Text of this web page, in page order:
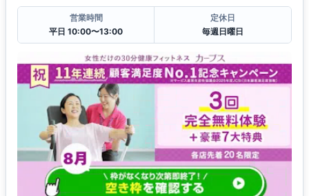
営業時間
平日 10:00〜13:00
定休日
毎週日曜日